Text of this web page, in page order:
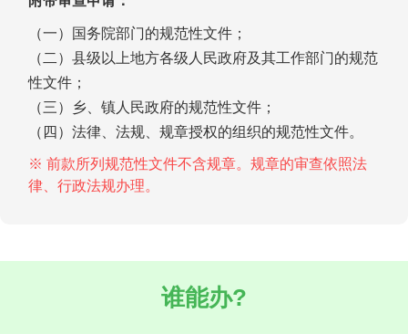
（一）国务院部门的规范性文件；
（二）县级以上地方各级人民政府及其工作部门的规范
性文件；
（三）乡、镇人民政府的规范性文件；
（四）法律、法规、规章授权的组织的规范性文件。
※ 前款所列规范性文件不含规章。规章的审查依照法
律、行政法规办理。
谁能办?